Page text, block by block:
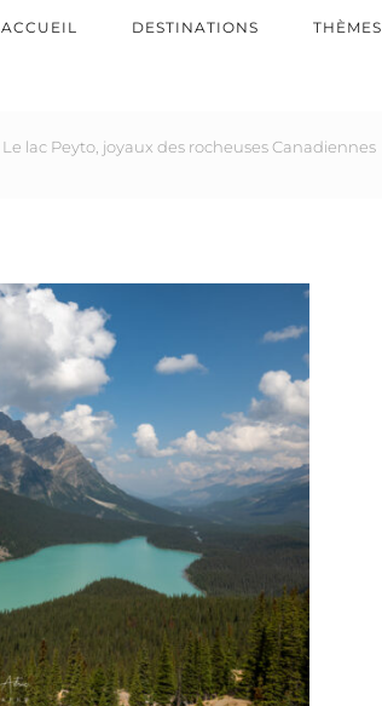
ACCUEIL DESTINATIONS THÈMES
Le lac Peyto, joyaux des rocheuses Canadiennes